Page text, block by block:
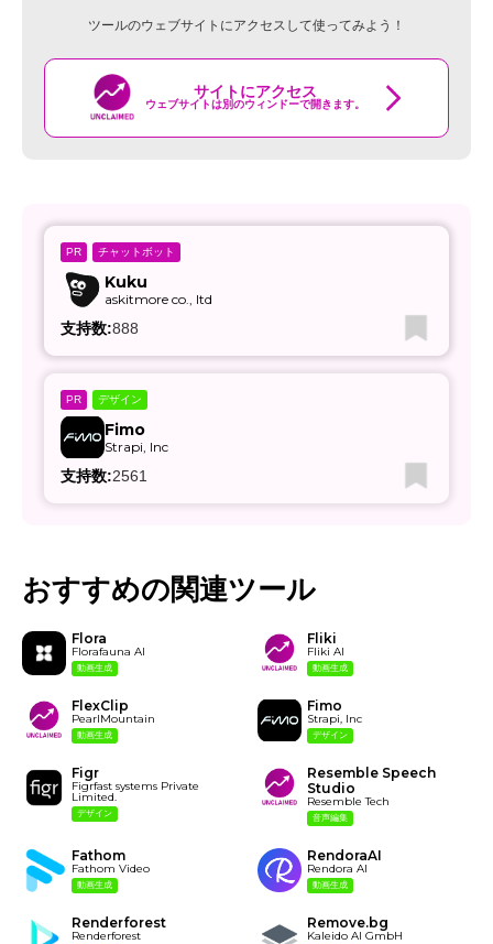
ツールのウェブサイトにアクセスして使ってみよう！
サイトにアクセス
ウェブサイトは別のウィンドーで開きます。
PR チャットボット
Kuku
askitmore co., ltd
支持数:888
PR デザイン
Fimo
Strapi, Inc
支持数:2561
おすすめの関連ツール
Flora
Florafauna AI
動画生成
Fliki
Fliki AI
動画生成
FlexClip
PearlMountain
動画生成
Fimo
Strapi, Inc
デザイン
Figr
Figrfast systems Private
Limited.
デザイン
Resemble Speech
Studio
Resemble Tech
音声編集
Fathom
Fathom Video
動画生成
RendoraAI
Rendora AI
動画生成
Renderforest
Renderforest
Remove.bg
Kaleido AI GmbH